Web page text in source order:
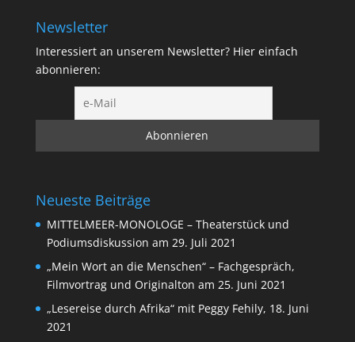
Newsletter
Interessiert an unserem Newsletter? Hier einfach
abonnieren:
Neueste Beiträge
MITTELMEER-MONOLOGE – Theaterstück und
Podiumsdiskussion am 29. Juli 2021
„Mein Wort an die Menschen“ – Fachgespräch,
Filmvortrag und Originalton am 25. Juni 2021
„Lesereise durch Afrika“ mit Peggy Fehily, 18. Juni
2021